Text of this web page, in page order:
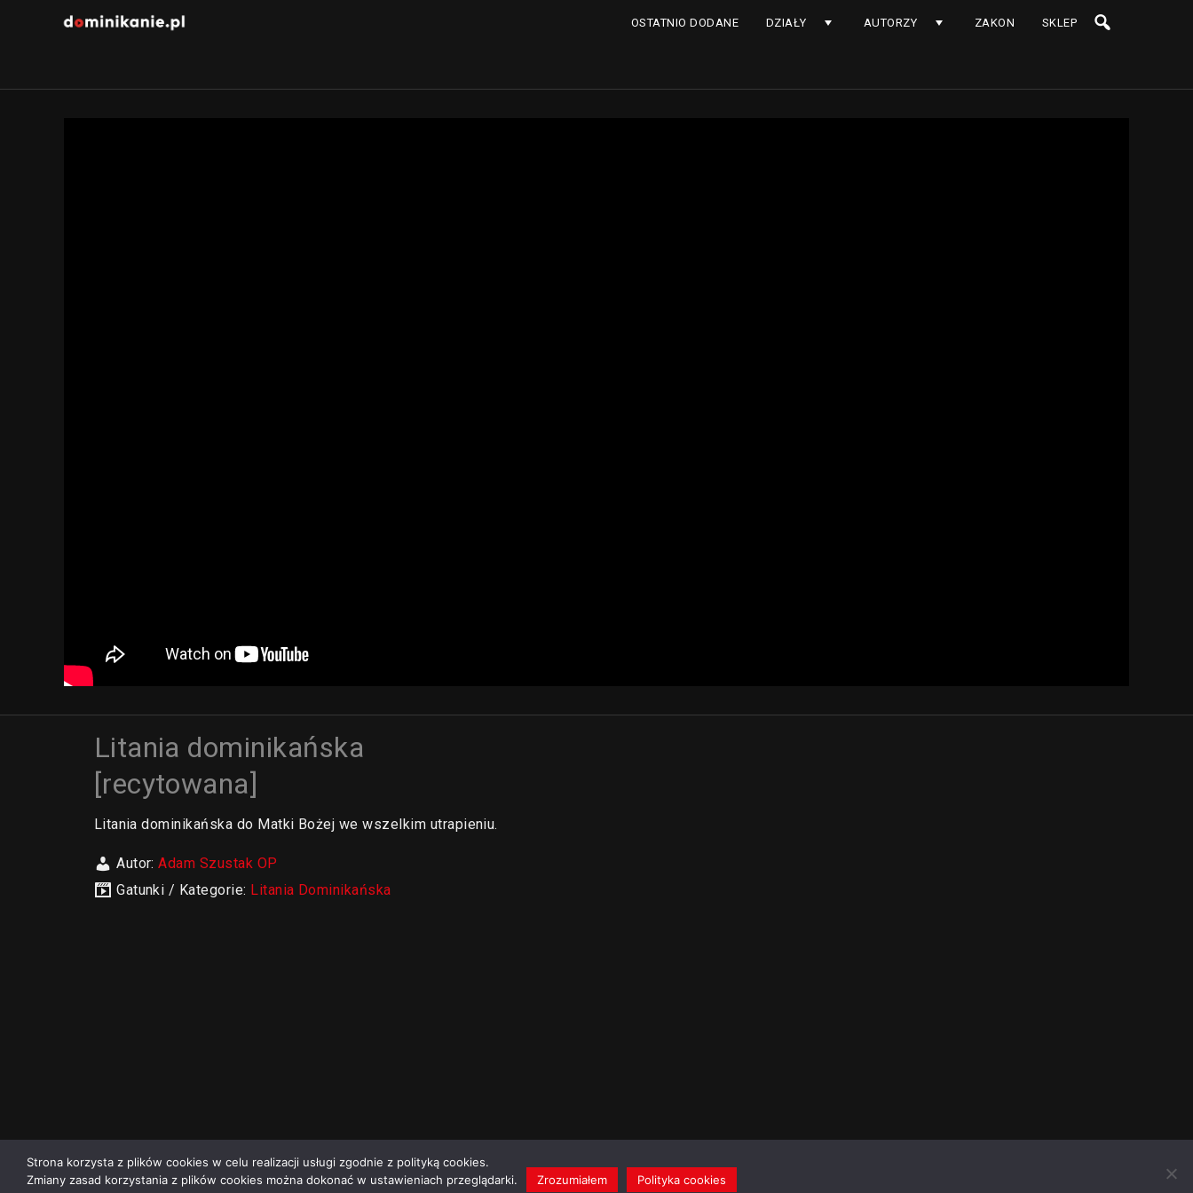
OSTATNIO DODANE DZIAŁY AUTORZY ZAKON SKLEP
Litania dominikańska
[recytowana]
Litania dominikańska do Matki Bożej we wszelkim utrapieniu.
Autor:Adam Szustak OP
Gatunki / Kategorie: Litania Dominikańska
Strona korzysta z plików cookies w celu realizacji usługi zgodnie z polityką cookies.
Zmiany zasad korzystania z plików cookies można dokonać w ustawieniach przeglądarki.
Zrozumiałem Polityka cookies